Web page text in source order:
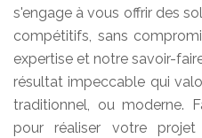
s'engage à vous offrir des
compétitifs, sans
expertise et notre savoir-
résultat impeccable qui
traditionnel, ou moderne.
pour réaliser votre